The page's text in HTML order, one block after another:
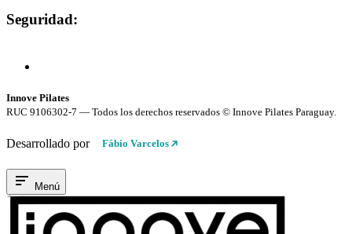
Seguridad:
Innove Pilates
RUC 9106302-7 — Todos los derechos reservados © Innove Pilates Paraguay.
Desarrollado por Fábio Varcelos
Menú